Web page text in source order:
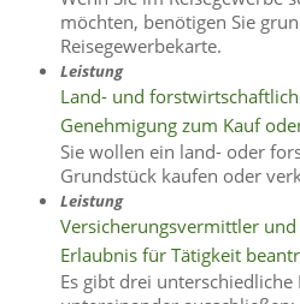
möchten, benötigen Sie
Reisegewerbekarte.
Leistung
Land- und
Genehmigung zum Kauf
Sie wollen ein land- oder
Grundstück kaufen oder
Leistung
Versicherungsvermittler
Erlaubnis für Tätigkeit
Es gibt drei unterschiedliche